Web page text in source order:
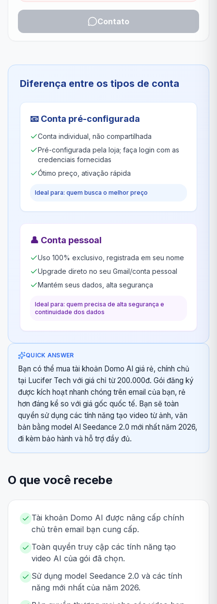
Contato
Diferença entre os tipos de conta
📧 Conta pré-configurada
Conta individual, não compartilhada
Pré-configurada pela loja; faça login com as
credenciais fornecidas
Ótimo preço, ativação rápida
Ideal para: quem busca o melhor preço
👤 Conta pessoal
Uso 100% exclusivo, registrada em seu nome
Upgrade direto no seu Gmail/conta pessoal
Mantém seus dados, alta segurança
Ideal para: quem precisa de alta segurança e
continuidade dos dados
QUICK ANSWER
Bạn có thể mua tài khoản Domo AI giá rẻ, chính chủ
tại Lucifer Tech với giá chỉ từ 200.000đ. Gói đăng ký
được kích hoạt nhanh chóng trên email của bạn, rẻ
hơn đáng kể so với giá gốc quốc tế. Bạn sẽ toàn
quyền sử dụng các tính năng tạo video từ ảnh, văn
bản bằng model AI Seedance 2.0 mới nhất năm 2026,
đi kèm bảo hành và hỗ trợ đầy đủ.
O que você recebe
Tài khoản Domo AI được nâng cấp chính
chủ trên email bạn cung cấp.
Toàn quyền truy cập các tính năng tạo
video AI của gói đã chọn.
Sử dụng model Seedance 2.0 và các tính
năng mới nhất của năm 2026.